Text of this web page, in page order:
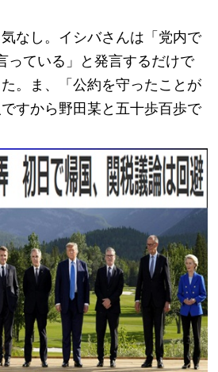
なし。イシバさんは「党内で
っている」と発言するだけで
。ま、「公約を守ったことが
すから野田某と五十歩百歩で